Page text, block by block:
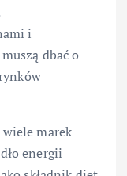
i
dbać o
marek
energii